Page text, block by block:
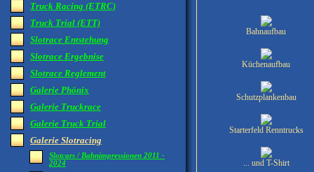
Truck Racing (ETRC)
Truck Trial (ETT)
Slotrace Entstehung
Slotrace Ergebnise
Slotrace Reglement
Galerie Phönix
Galerie Truckrace
Galerie Truck Trial
Galerie Slotracing
Slotcars / Bahnimpressionen 2011 -
2024
Bahnaufbau
Küchenaufbau
Schutzplankenbau
Starterfeld Renntrucks
... und T-Shirt